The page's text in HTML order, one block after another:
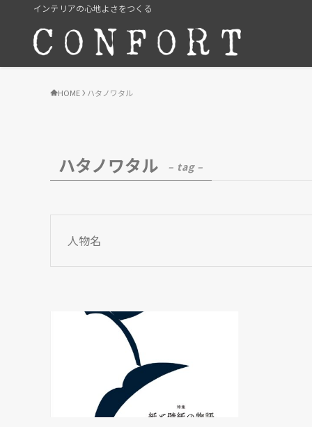
インテリアの心地よさをつくる
HOME ハタノワタル
ハタノワタル – tag –
人物名